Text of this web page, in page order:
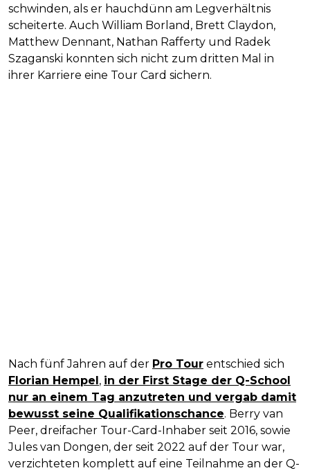
schwinden, als er hauchdünn am Legverhältnis
scheiterte. Auch William Borland, Brett Claydon,
Matthew Dennant, Nathan Rafferty und Radek
Szaganski konnten sich nicht zum dritten Mal in
ihrer Karriere eine Tour Card sichern.
Nach fünf Jahren auf der Pro Tour entschied sich
Florian Hempel, in der First Stage der Q-School
nur an einem Tag anzutreten und vergab damit
bewusst seine Qualifikationschance. Berry van
Peer, dreifacher Tour-Card-Inhaber seit 2016, sowie
Jules van Dongen, der seit 2022 auf der Tour war,
verzichteten komplett auf eine Teilnahme an der Q-